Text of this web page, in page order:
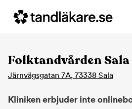
Folktandvården Sala
Järnvägsgatan 7A, 73338 Sala
Kliniken erbjuder inte